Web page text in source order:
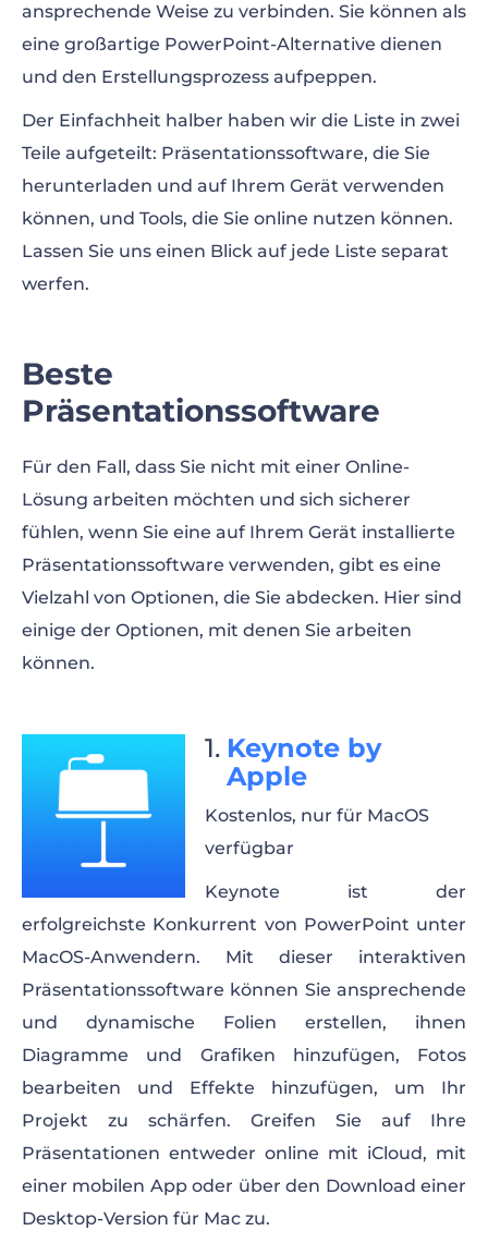
ansprechende Weise zu verbinden. Sie können als
eine großartige PowerPoint-Alternative dienen
und den Erstellungsprozess aufpeppen.
Der Einfachheit halber haben wir die Liste in zwei
Teile aufgeteilt: Präsentationssoftware, die Sie
herunterladen und auf Ihrem Gerät verwenden
können, und Tools, die Sie online nutzen können.
Lassen Sie uns einen Blick auf jede Liste separat
werfen.
Beste
Präsentationssoftware
Für den Fall, dass Sie nicht mit einer Online-
Lösung arbeiten möchten und sich sicherer
fühlen, wenn Sie eine auf Ihrem Gerät installierte
Präsentationssoftware verwenden, gibt es eine
Vielzahl von Optionen, die Sie abdecken. Hier sind
einige der Optionen, mit denen Sie arbeiten
können.
Keynote by
Apple
Kostenlos, nur für MacOS
verfügbar
Keynote ist der
erfolgreichste Konkurrent von PowerPoint unter
MacOS-Anwendern. Mit dieser interaktiven
Präsentationssoftware können Sie ansprechende
und dynamische Folien erstellen, ihnen
Diagramme und Grafiken hinzufügen, Fotos
bearbeiten und Effekte hinzufügen, um Ihr
Projekt zu schärfen. Greifen Sie auf Ihre
Präsentationen entweder online mit iCloud, mit
einer mobilen App oder über den Download einer
Desktop-Version für Mac zu.